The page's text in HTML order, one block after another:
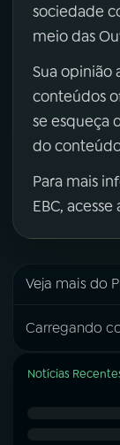
sociedade
meio das
Sua opinião
conteúdos
se esqueça
do
Para mais
EBC,
Veja mais do
Carregando
Notícias